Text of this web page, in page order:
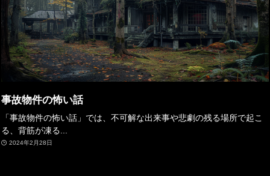
事故物件の怖い話
「事故物件の怖い話」では、不可解な出来事や悲劇の残る場所で起こ
る、背筋が凍る...
2024年2月28日